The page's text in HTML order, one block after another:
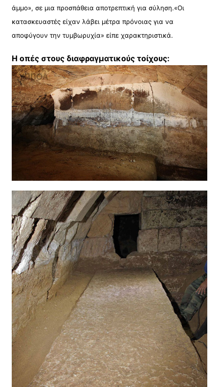
άμμο», σε μια προσπάθεια αποτρεπτική για σύληση.«Οι
κατασκευαστές είχαν λάβει μέτρα πρόνοιας για να
αποφύγουν την τυμβωρυχία» είπε χαρακτηριστικά.
H oπές στους διαφραγματικούς τοίχους: